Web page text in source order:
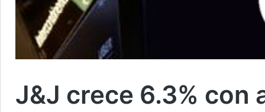
J&J crece 6.3% con